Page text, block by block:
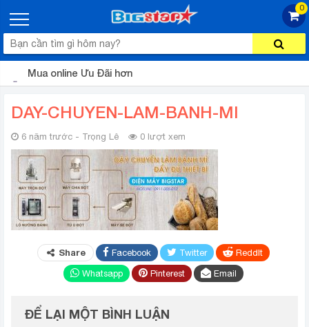
0
Mua online Ưu Đãi hơn
DAY-CHUYEN-LAM-BANH-MI
6 năm trước - Trọng Lê 0 lượt xem
Share Facebook Twitter
ReddIt
Whatsapp
Pinterest Email
ĐỂ LẠI MỘT BÌNH LUẬN